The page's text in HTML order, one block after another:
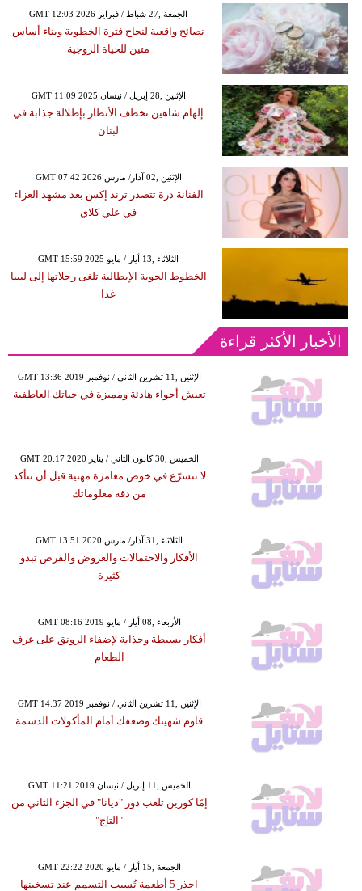
GMT 12:03 2026 الجمعة ,27 شباط / فبراير
نصائح واقعية لنجاح فترة الخطوبة وبناء أساس
متين للحياة الزوجية
GMT 11:09 2025 الإثنين ,28 إبريل / نيسان
إلهام شاهين تخطف الأنظار بإطلالة جذابة في
لبنان
GMT 07:42 2026 الإثنين ,02 آذار/ مارس
الفنانة درة تتصدر ترند إكس بعد مشهد العزاء
في علي كلاي
GMT 15:59 2025 الثلاثاء ,13 أيار / مايو
الخطوط الجوية الإيطالية تلغى رحلاتها إلى ليبيا
غدا
الأخبار الأكثر قراءة
GMT 13:36 2019 الإثنين ,11 تشرين الثاني / نوفمبر
تعيش أجواء هادئة ومميزة في حياتك العاطفية
GMT 20:17 2020 الخميس ,30 كانون الثاني / يناير
لا تتسرّع في خوض مغامرة مهنية قبل أن تتأكد
من دقة معلوماتك
GMT 13:51 2020 الثلاثاء ,31 آذار/ مارس
الأفكار والاحتمالات والعروض والفرص تبدو
كثيرة
GMT 08:16 2019 الأربعاء ,08 أيار / مايو
أفكار بسيطة وجذابة لإضفاء الرونق على غرف
الطعام
GMT 14:37 2019 الإثنين ,11 تشرين الثاني / نوفمبر
قاوم شهيتك وضعفك أمام المأكولات الدسمة
GMT 11:21 2019 الخميس ,11 إبريل / نيسان
إمّا كورين تلعب دور "ديانا" في الجزء الثاني من
"التاج"
GMT 22:22 2020 الجمعة ,15 أيار / مايو
احذر 5 أطعمة تُسبب التسمم عند تسخينها